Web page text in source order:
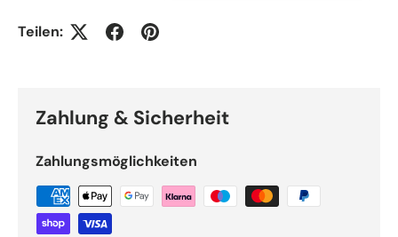
Teilen:
Zahlung & Sicherheit
Zahlungsmöglichkeiten